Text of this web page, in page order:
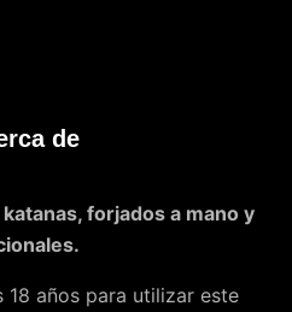
de
forjados a mano y
18 años para utilizar este